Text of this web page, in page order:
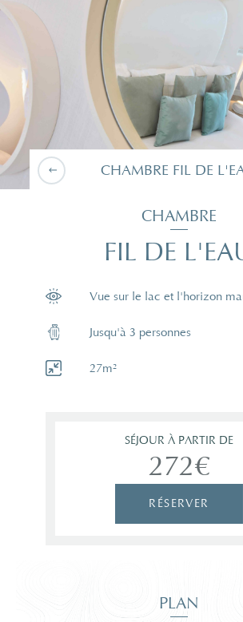
CHAMBRE
FIL DE
Vue sur le lac et l'horizon
Jusqu'à 3 personnes
27m²
SÉJOUR À PARTIR DE
272€
RÉSERVER
CHAMBRE FIL DE
PLAN